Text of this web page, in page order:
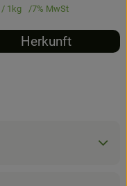
/ 1kg 7% MwSt
Herkunft